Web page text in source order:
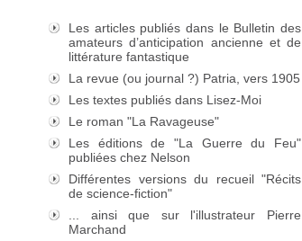
Les articles publiés dans le Bulletin des
amateurs d’anticipation ancienne et de
littérature fantastique
La revue (ou journal ?) Patria, vers 1905
Les textes publiés dans Lisez-Moi
Le roman "La Ravageuse"
Les éditions de "La Guerre du Feu"
publiées chez Nelson
Différentes versions du recueil "Récits
de science-fiction"
... ainsi que sur l'illustrateur Pierre
Marchand